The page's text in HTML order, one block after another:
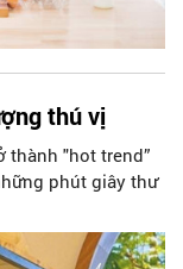
thú vị
"hot trend”
phút giây thư